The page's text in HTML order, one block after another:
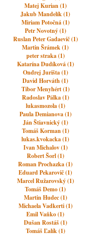
Matej Kurian (1)
Jakub Mandelík (1)
Miriam Potočná (1)
Petr Novotný (1)
Ruslan Peter Gadaevič (1)
Martin Šrámek (1)
peter straka (1)
Katarína Dudíková (1)
Ondrej Jurišta (1)
David Horváth (1)
Tibor Menyhért (1)
Radoslav Pálka (1)
lukasmozola (1)
Paula Demianova (1)
Ján Štiavnický (1)
Tomáš Korman (1)
lukas.kvokacka (1)
Ivan Michalov (1)
Robert Šorl (1)
Roman Prochazka (1)
Eduard Pekarovič (1)
Marcel Ružarovský (1)
Tomáš Demo (1)
Martin Hudec (1)
Michaela Vadkerti (1)
Emil Vaňko (1)
Dušan Rostáš (1)
Tomáš Ľalík (1)